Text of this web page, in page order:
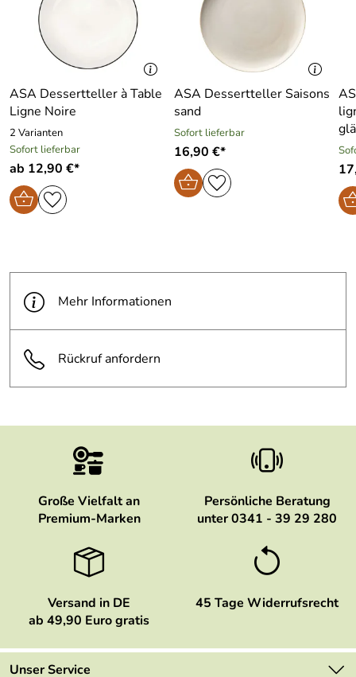
ASA Dessertteller à Table
Ligne Noire
2 Varianten
Sofort lieferbar
ab 12,90 €*
ASA Dessertteller Saisons
sand
Sofort lieferbar
16,90 €*
Mehr Informationen
Rückruf anfordern
Große Vielfalt an
Premium-Marken
Persönliche Beratung
unter 0341 - 39 29 280
Versand in DE
ab 49,90 Euro gratis
45 Tage Widerrufsrecht
Unser Service